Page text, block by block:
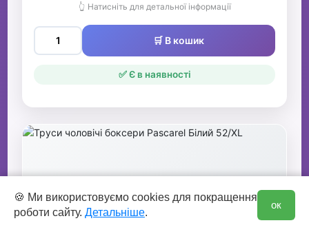
👆 Натисніть для детальної інформації
🛒 В кошик
✅ Є в наявності
🍪 Ми використовуємо cookies для покращення
роботи сайту. Детальніше.
ок
0